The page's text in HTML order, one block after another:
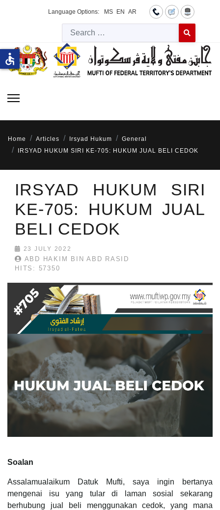
Language Options: MS EN AR
Type 2 or
Home Articles Irsyad Hukum
General
IRSYAD HUKUM SIRI KE-705: HUKUM JUAL BELI CEDOK
IRSYAD HUKUM SIRI
KE-705: HUKUM JUAL
BELI CEDOK
23 JULY 2022
ABD HAKIM BIN ABD RASID
HITS: 57350
Soalan
Assalamualaikum Datuk Mufti, saya ingin bertanya
mengenai isu yang tular di laman sosial sekarang
berhubung jual beli menggunakan cedok, yang mana
accessible